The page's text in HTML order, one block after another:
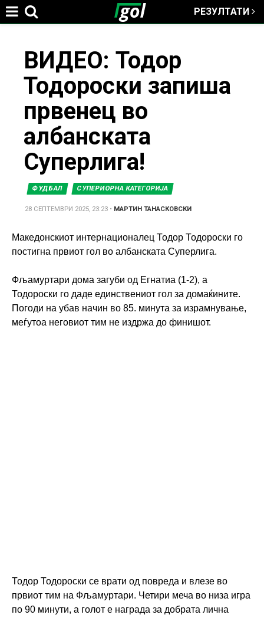
РЕЗУЛТАТИ
here
ВИДЕО: Тодор
Тодороски запиша
првенец во
албанската
Суперлига!
ФУДБАЛ СУПЕРИОРНА КАТЕГОРИЈА
28 СЕПТЕМВРИ 2025, 23:23 • МАРТИН ТАНАСКОВСКИ
Македонскиот интернационалец Тодор Тодороски го
постигна првиот гол во албанската Суперлига.
Фљамуртари дома загуби од Егнатиа (1-2), а
Тодороски го даде единствениот гол за домаќините.
Погоди на убав начин во 85. минута за израмнување,
меѓутоа неговиот тим не издржа до финишот.
Тодор Тодороски се врати од повреда и влезе во
првиот тим на Фљамуртари. Четири меча во низа игра
по 90 минути, а голот е награда за добрата лична